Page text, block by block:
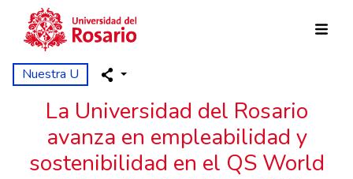
Pasar al contenido principal
Nuestra U
La Universidad del Rosario
avanza en empleabilidad y
sostenibilidad en el QS World